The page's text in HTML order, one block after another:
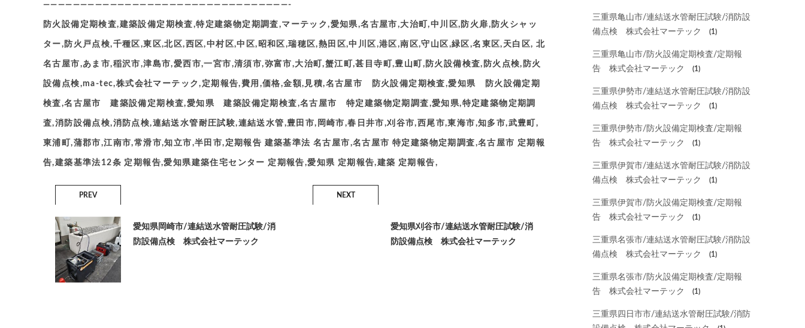
—————————————————————————————————-
防火設備定期検査,建築設備定期検査,特定建築物定期調査,マーテック,愛知県,名古屋市,大治町,中川区,防火扉,防火シャッ
ター,防火戸点検,千種区,東区,北区,西区,中村区,中区,昭和区,瑞穂区,熱田区,中川区,港区,南区,守山区,緑区,名東区,天白区, 北
名古屋市,あま市,稲沢市,津島市,愛西市,一宮市,清須市,弥富市,大治町,蟹江町,甚目寺町,豊山町,防火設備検査,防火点検,防火
設備点検,ma-tec,株式会社マーテック,定期報告,費用,価格,金額,見積,名古屋市 防火設備定期検査,愛知県 防火設備定期
検査,名古屋市 建築設備定期検査,愛知県 建築設備定期検査,名古屋市 特定建築物定期調査,愛知県,特定建築物定期調
査,消防設備点検,消防点検,連結送水管耐圧試験,連結送水管,豊田市,岡崎市,春日井市,刈谷市,西尾市,東海市,知多市,武豊町,
東浦町,蒲郡市,江南市,常滑市,知立市,半田市,定期報告 建築基準法 名古屋市,名古屋市 特定建築物定期調査,名古屋市 定期報
告,建築基準法12条 定期報告,愛知県建築住宅センター 定期報告,愛知県 定期報告,建築 定期報告,
PREV
愛知県岡崎市/連結送水管耐圧試験/消
防設備点検 株式会社マーテック
NEXT
愛知県刈谷市/連結送水管耐圧試験/消
防設備点検 株式会社マーテック
三重県亀山市/連結送水管耐圧試験/消防設
備点検 株式会社マーテック
(1)
三重県亀山市/防火設備定期検査/定期報
告 株式会社マーテック
(1)
三重県伊勢市/連結送水管耐圧試験/消防設
備点検 株式会社マーテック
(1)
三重県伊勢市/防火設備定期検査/定期報
告 株式会社マーテック
(1)
三重県伊賀市/連結送水管耐圧試験/消防設
備点検 株式会社マーテック
(1)
三重県伊賀市/防火設備定期検査/定期報
告 株式会社マーテック
(1)
三重県名張市/連結送水管耐圧試験/消防設
備点検 株式会社マーテック
(1)
三重県名張市/防火設備定期検査/定期報
告 株式会社マーテック
(1)
三重県四日市市/連結送水管耐圧試験/消防